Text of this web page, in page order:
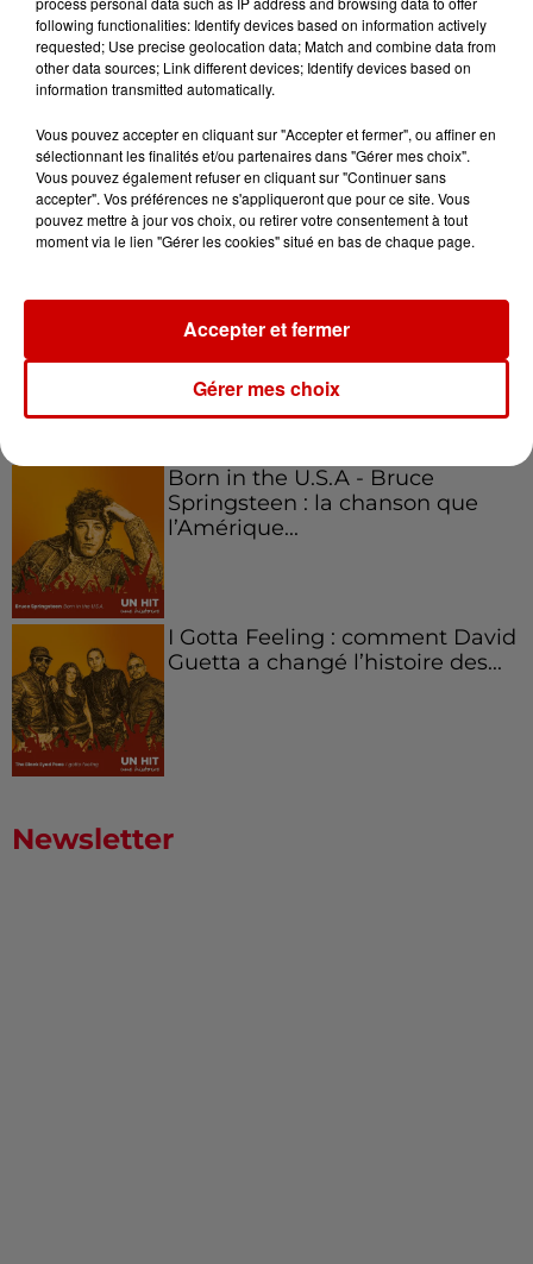
Podcasts
Kelly Massol, figure
emblématique de
l'entrepreneuriat féminin
Aménager un school bus au
Canada et accueillir les bleus à
Boston,...
Born in the U.S.A - Bruce
Springsteen : la chanson que
l’Amérique...
I Gotta Feeling : comment David
Guetta a changé l’histoire des...
Newsletter
following functionalities: Identify devices based on information actively
requested; Use precise geolocation data; Match and combine data from
other data sources; Link different devices; Identify devices based on
information transmitted automatically.
Vous pouvez accepter en cliquant sur "Accepter et fermer", ou affiner en
sélectionnant les finalités et/ou partenaires dans "Gérer mes choix".
Vous pouvez également refuser en cliquant sur "Continuer sans
accepter". Vos préférences ne s'appliqueront que pour ce site. Vous
pouvez mettre à jour vos choix, ou retirer votre consentement à tout
moment via le lien "Gérer les cookies" situé en bas de chaque page.
Gérer mes choix
Accepter et fermer